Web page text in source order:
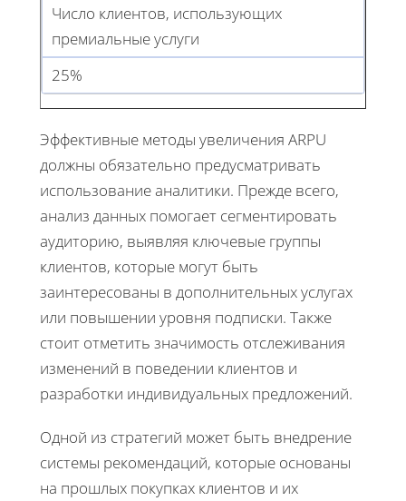
Число клиентов, использующих
премиальные услуги
25%
Эффективные методы увеличения ARPU
должны обязательно предусматривать
использование аналитики. Прежде всего,
анализ данных помогает сегментировать
аудиторию, выявляя ключевые группы
клиентов, которые могут быть
заинтересованы в дополнительных услугах
или повышении уровня подписки. Также
стоит отметить значимость отслеживания
изменений в поведении клиентов и
разработки индивидуальных предложений.
Одной из стратегий может быть внедрение
системы рекомендаций, которые основаны
на прошлых покупках клиентов и их